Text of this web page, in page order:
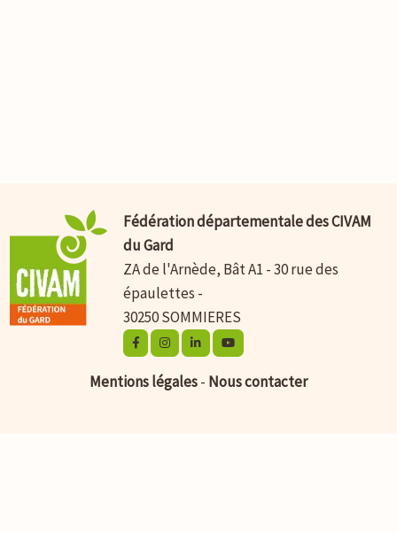
Fédération départementale des CIVAM
du Gard
ZA de l'Arnède, Bât A1 - 30 rue des
épaulettes -
30250 SOMMIERES
Mentions légales- Nous contacter